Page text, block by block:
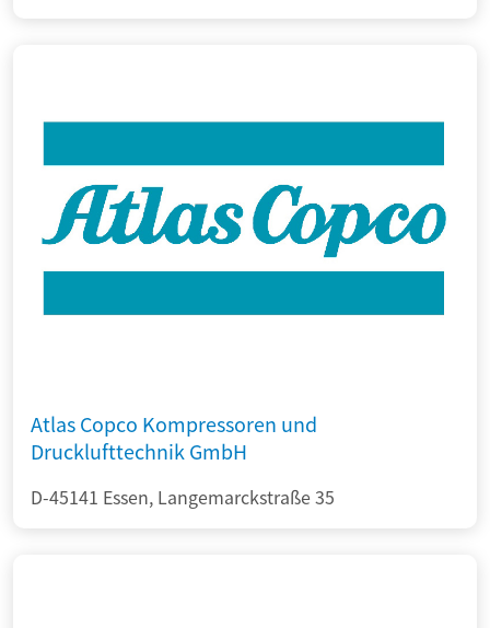
Atlas Copco Kompressoren und
Drucklufttechnik GmbH
D-45141 Essen, Langemarckstraße 35